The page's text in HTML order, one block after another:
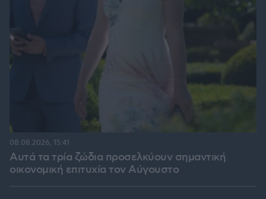
Αυτά τα τρία ζώδια προσελκύουν σημαντική
οικονομική επιτυχία τον Αύγουστο
08.08.2026, 15:41